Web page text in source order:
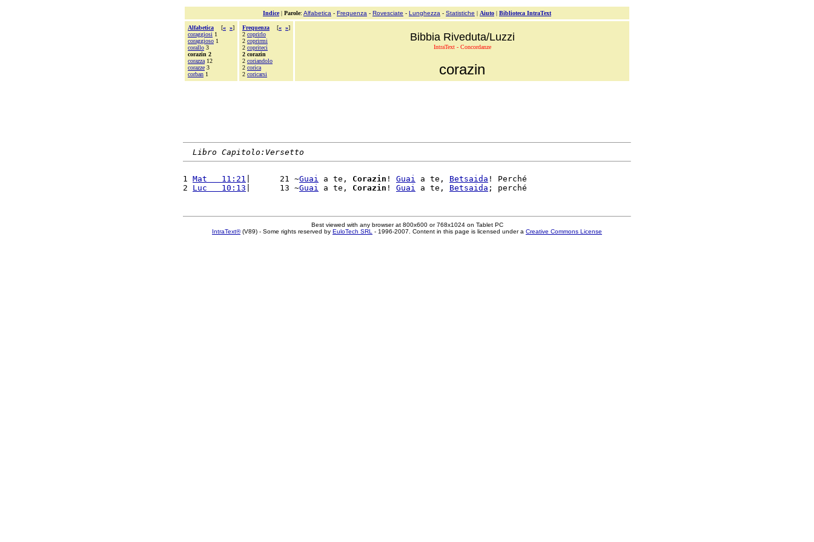
Indice| Parole: Alfabetica - Frequenza - Rovesciate - Lunghezza - Statistiche | Aiuto | Biblioteca IntraText
Alfabetica [« »]
coraggiosi 1
coraggioso 1
corallo 3
corazin 2
corazza 12
corazze 3
corban 1
Frequenza [« »]
2 coprirlo
2 coprirmi
2 copriteci
2 corazin
2 coriandolo
2 corica
2 coricarsi
Bibbia Riveduta/Luzzi
IntraText - Concordanze
corazin
Libro Capitolo:Versetto
1 Mat   11:21 |      21 ~Guai a te, Corazin ! Guai a te, Betsaida ! Perché
2 Luc   10:13 |      13 ~Guai a te, Corazin ! Guai a te, Betsaida
Best viewed with any browser at 800x600 or 768x1024 on Tablet PC
IntraText®(V89) - Some rights reserved by EuloTech SRL - 1996-2007. Content in this page is licensed under a Creative Commons License